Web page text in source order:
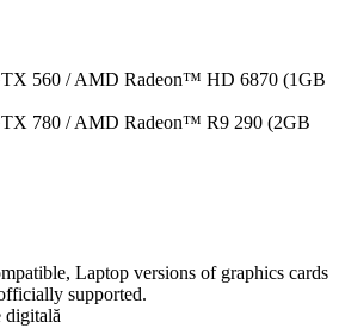
560 / AMD Radeon™ HD 6870 (1GB
780 / AMD Radeon™ R9 290 (2GB
Laptop versions of graphics cards
supported.
digitală